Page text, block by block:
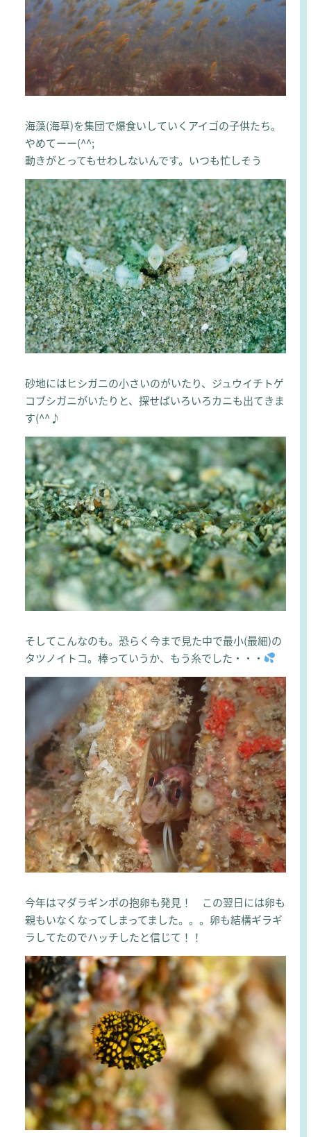
海藻(海草)を集団で爆食いしていくアイゴの子供たち。
やめてーー(^^;
動きがとってもせわしないんです。いつも忙しそう
砂地にはヒシガニの小さいのがいたり、ジュウイチトゲ
コブシガニがいたりと、探せばいろいろカニも出てきま
す(^^♪
そしてこんなのも。恐らく今まで見た中で最小(最細)の
タツノイトコ。棒っていうか、もう糸でした・・・
今年はマダラギンポの抱卵も発見！ この翌日には卵も
親もいなくなってしまってました。。。卵も結構ギラギ
ラしてたのでハッチしたと信じて！！